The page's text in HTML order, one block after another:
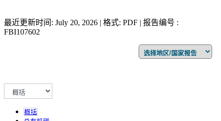
最近更新时间: July 20, 2026 | 格式: PDF | 报告编号 :
FBI107602
概括